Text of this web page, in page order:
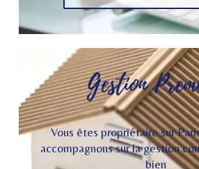
Gestion
Vous êtes propriétaire sur
accompagnons sur la gestion
bien